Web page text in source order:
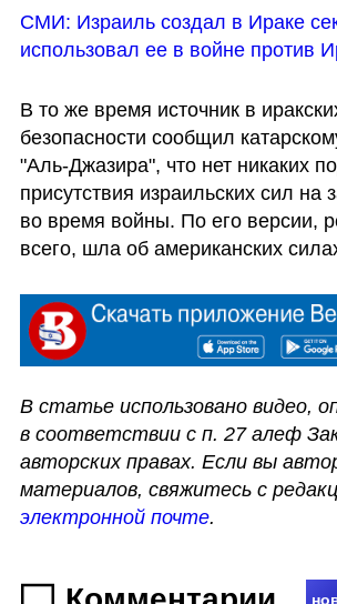
СМИ: Израиль создал в Ираке
использовал ее в войне против
В то же время источник в
безопасности сообщил
"Аль-Джазира", что нет никаких
присутствия израильских сил на
во время войны. По его версии,
всего, шла об американских
В статье использовано видео,
в соответствии с п. 27 алеф
авторских правах. Если вы
электронной почте.